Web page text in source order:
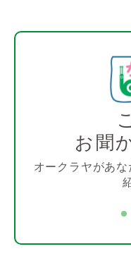
お聞
オークラヤがあ